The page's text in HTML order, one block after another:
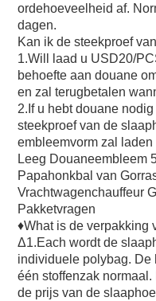
ordehoeveelheid af.
dagen.
Kan ik de steekproef
1.Will laad u USD20/
behoefte aan douane
en zal terugbetalen
2.If u hebt douane
steekproef van de
embleemvorm zal
Leeg Douaneembleem
Papahonkbal van
Vrachtwagenchauffeur
Pakketvragen
♦What is de verpakking
Δ1.Each wordt de
individuele polybag. De
één stoffenzak normaal.
de prijs van de